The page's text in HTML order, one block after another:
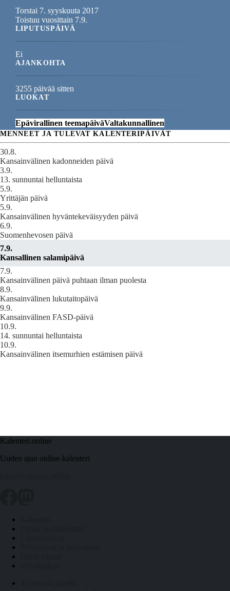
Torstai 7. syyskuuta 2017
Toistuu vuosittain 7.9.
LIPUTUSPÄIVÄ
Ei
AJANKOHTA
3255 päivää sitten
LUOKAT
Epävirallinen teemapäiväValtakunnallinen
MENNEET JA TULEVAT KALENTERIPÄIVÄT
30.8.
Kansainvälinen kadonneiden päivä
3.9.
13. sunnuntai helluntaista
5.9.
Yrittäjän päivä
5.9.
Kansainvälinen hyväntekeväisyyden päivä
6.9.
Suomenhevosen päivä
7.9.
Kansallinen salamipäivä
7.9.
Kansainvälinen päivä puhtaan ilman puolesta
8.9.
Kansainvälinen lukutaitopäivä
9.9.
Kansainvälinen FASD-päivä
10.9.
14. sunnuntai helluntaista
10.9.
Kansainvälinen itsemurhien estämisen päivä
Kalenteri.online
Uuden ajan online-kalenteri